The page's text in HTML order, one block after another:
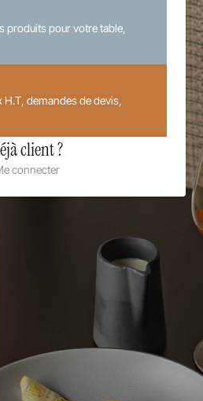
produits pour votre table,
demandes de devis,
client ?
connecter